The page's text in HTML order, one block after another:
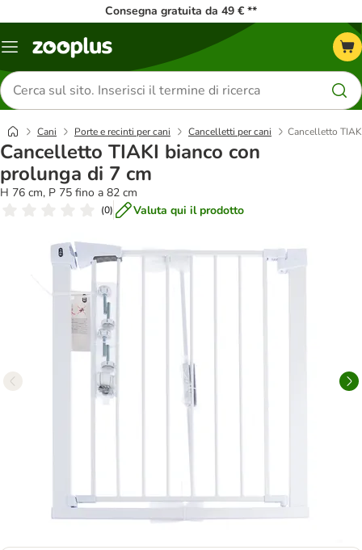
Consegna gratuita da 49 € **
Overview
Cerca
prodotti
Cani Porte e recinti per cani Cancelletti per cani Cancelletto
Cancelletto TIAKI bianco con
prolunga di 7 cm
H 76 cm, P 75 fino a 82 cm
(0) Valuta qui il prodotto